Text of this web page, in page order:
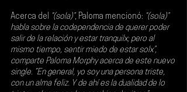
Acerca del “(sola)”, Paloma mencionó: “(sola)”
habla sobre la codependencia de querer poder
salir de la relación y estar tranquilx; pero al
mismo tiempo, sentir miedo de estar solx”,
comparte Paloma Morphy acerca de este nuevo
single. “En general, yo soy una persona triste,
con un alma feliz. Y de ahí es la dualidad de lo